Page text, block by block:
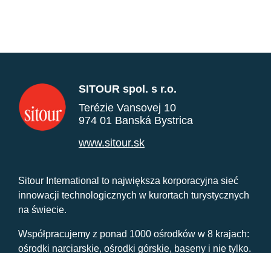
SITOUR spol. s r.o.
Terézie Vansovej 10
974 01 Banská Bystrica
www.sitour.sk
Sitour International to największa korporacyjna sieć
innowacji technologicznych w kurortach turystycznych
na świecie.
Współpracujemy z ponad 1000 ośrodków w 8 krajach:
ośrodki narciarskie, ośrodki górskie, baseny i nie tylko.